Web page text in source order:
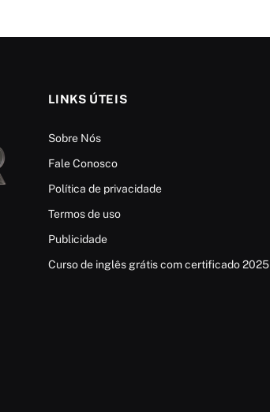
LINKS ÚTEIS
Sobre Nós
Fale Conosco
Política de privacidade
Termos de uso
Publicidade
Curso de inglês grátis com certificado 2025